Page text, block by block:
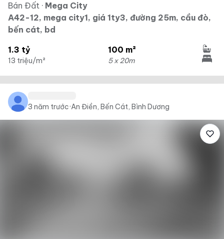
Bán Đất · Mega City
A42-12, mega city1, giá 1ty3, đường 25m, cầu đò,
bến cát, bd
1.3 tỷ
13 triệu/m²
100 m²
5 x 20m
3 năm trước·An Điền, Bến Cát, Bình Dương